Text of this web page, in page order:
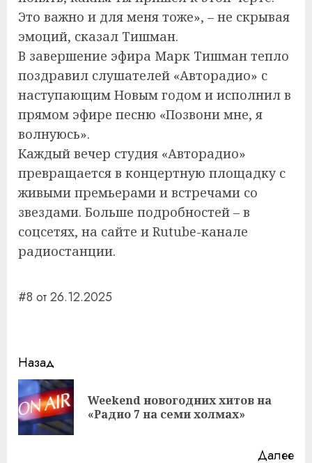
Это важно и для меня тоже», – не скрывая
эмоций, сказал Тишман.
В завершение эфира Марк Тишман тепло
поздравил слушателей «Авторадио» с
наступающим Новым годом и исполнил в
прямом эфире песню «Позвони мне, я
волнуюсь».
Каждый вечер студия «Авторадио»
превращается в концертную площадку с
живыми премьерами и встречами со
звездами. Больше подробностей – в
соцсетях, на сайте и Rutube-канале
радиостанции.
#8 от 26.12.2025
Навигация
записи
Назад
Weekend новогодних хитов на
«Радио 7 на семи холмах»
Далее